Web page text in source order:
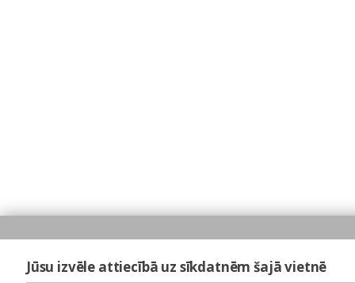
Jūsu izvēle attiecībā uz sīkdatnēm šajā vietnē